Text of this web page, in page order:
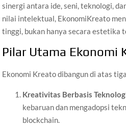
sinergi antara ide, seni, teknologi,
nilai intelektual, EkonomiKreato
tinggi, bukan hanya secara estetika
Pilar Utama Ekonomi
Ekonomi Kreato dibangun di atas
Kreativitas Berbasis
kebaruan dan mengadopsi
blockchain.